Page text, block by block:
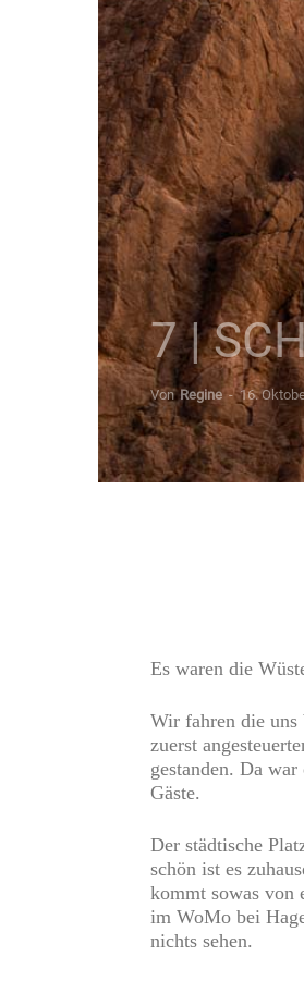
7 |
Von Regine - 16.
Es waren die
Wir fahren die uns
zuerst
gestanden. Da
Gäste.
Der städtische
schön ist es
kommt sowas von
im WoMo bei
nichts sehen.